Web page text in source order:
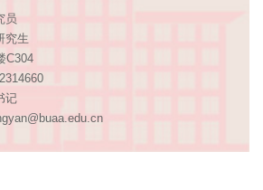
员
究生
C304
记